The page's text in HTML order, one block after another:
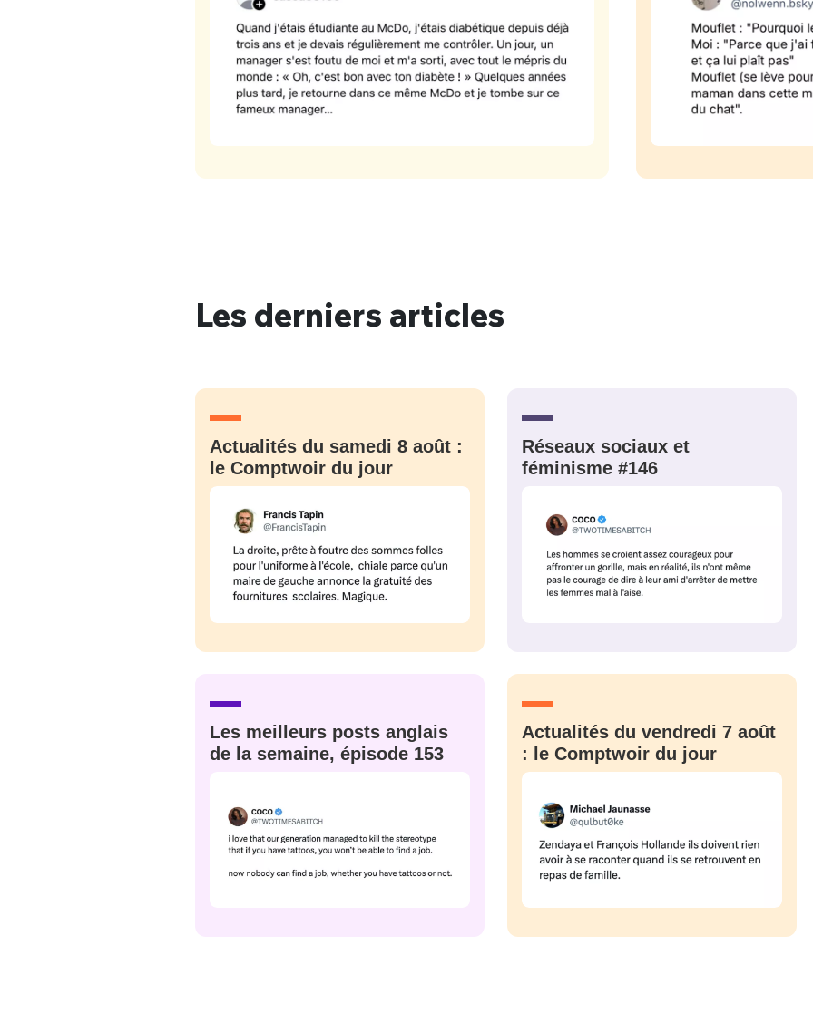
Les derniers articles
Actualités du samedi 8 août :
le Comptwoir du jour
Réseaux sociaux et
féminisme #146
Les meilleurs posts anglais
de la semaine, épisode 153
Actualités du vendredi 7 août
: le Comptwoir du jour